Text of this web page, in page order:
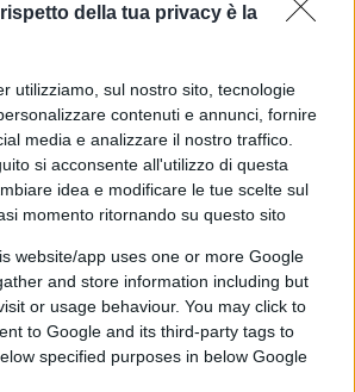
rispetto della tua privacy è la
utilizziamo, sul nostro sito, tecnologie
contenuti e annunci, fornire
media e analizzare il nostro traffico.
si acconsente all'utilizzo di questa
idea e modificare le tue scelte sul
momento ritornando su questo sito
website/app uses one or more Google
and store information including but
or usage behaviour. You may click to
to Google and its third-party tags to
specified purposes in below Google
meteo gialla emessa per la
le difficoltà, le ricerche sono
durante la notte.
dinamica
restano da chiarire ma
diverse ipotesi, tra cui
d’ossigeno,correnti